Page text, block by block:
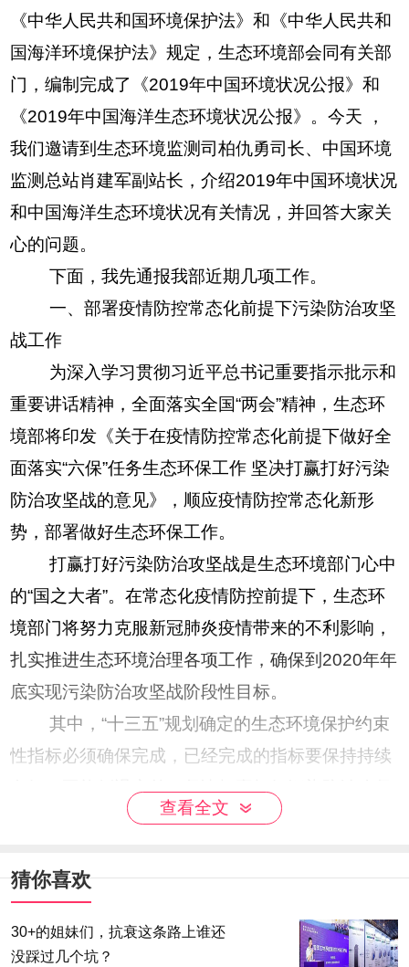
《中华人民共和国环境保护法》和《中华人民共和
国海洋环境保护法》规定，生态环境部会同有关部
门，编制完成了《2019年中国环境状况公报》和
《2019年中国海洋生态环境状况公报》。今天 ，
我们邀请到生态环境监测司柏仇勇司长、中国环境
监测总站肖建军副站长，介绍2019年中国环境状况
和中国海洋生态环境状况有关情况，并回答大家关
心的问题。
下面，我先通报我部近期几项工作。
一、部署疫情防控常态化前提下污染防治攻坚
战工作
为深入学习贯彻习近平总书记重要指示批示和
重要讲话精神，全面落实全国“两会”精神，生态环
境部将印发《关于在疫情防控常态化前提下做好全
面落实“六保”任务生态环保工作 坚决打赢打好污染
防治攻坚战的意见》，顺应疫情防控常态化新形
势，部署做好生态环保工作。
打赢打好污染防治攻坚战是生态环境部门心中
的“国之大者”。在常态化疫情防控前提下，生态环
境部门将努力克服新冠肺炎疫情带来的不利影响，
扎实推进生态环境治理各项工作，确保到2020年年
底实现污染防治攻坚战阶段性目标。
其中，“十三五”规划确定的生态环境保护约束
性指标必须确保完成，已经完成的指标要保持持续
向好，不能倒退变差，坚决打赢打好污染防治攻坚
战。同时，部分预期性指标，如地级及以上城市重
业挥发性有机物排放总量减少10%、重要江河湖泊
水功能区水质达标率达到80%以上、近岸海域水质
优良(一、二类)比例达到70%左右、重点生态功能
查看全文
猜你喜欢
30+的姐妹们，抗衰这条路上谁还
没踩过几个坑？